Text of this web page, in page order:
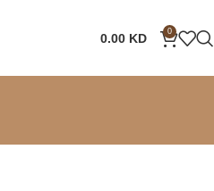
0
0.00 KD